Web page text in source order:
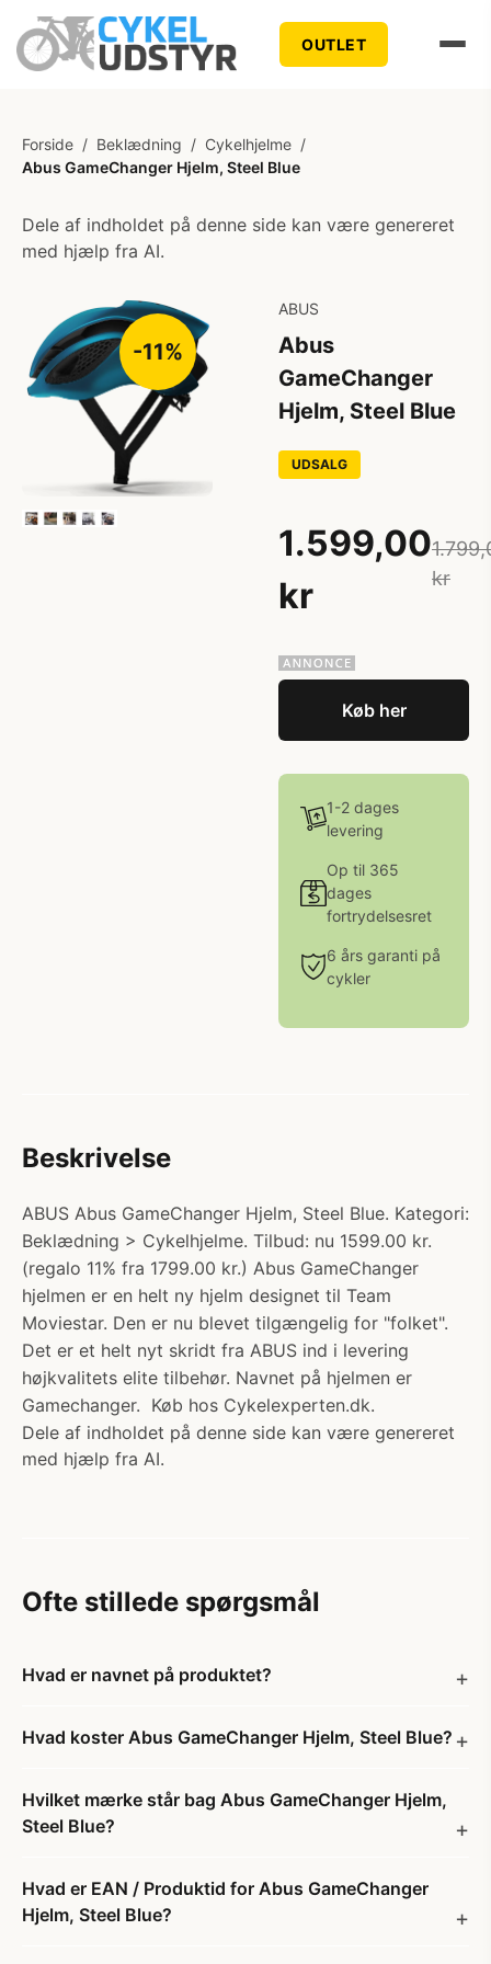
OUTLET
Forside / Beklædning / Cykelhjelme /
Abus GameChanger Hjelm, Steel Blue
Dele af indholdet på denne side kan være genereret
med hjælp fra AI.
-11%
ABUS
Abus
GameChanger
Hjelm, Steel Blue
UDSALG
1.599,00
kr
kr
Køb her
1-2 dages
levering
Op til 365
dages
fortrydelsesret
6 års garanti på
cykler
Beskrivelse
ABUS Abus GameChanger Hjelm, Steel Blue. Kategori:
Beklædning > Cykelhjelme. Tilbud: nu 1599.00 kr.
(regalo 11% fra 1799.00 kr.) Abus GameChanger
hjelmen er en helt ny hjelm designet til Team
Moviestar. Den er nu blevet tilgængelig for "folket".
Det er et helt nyt skridt fra ABUS ind i levering
højkvalitets elite tilbehør. Navnet på hjelmen er
Gamechanger. Køb hos Cykelexperten.dk.
Dele af indholdet på denne side kan være genereret
med hjælp fra AI.
Ofte stillede spørgsmål
Hvad er navnet på produktet?
Hvad koster Abus GameChanger Hjelm, Steel Blue?
Hvilket mærke står bag Abus GameChanger Hjelm,
Steel Blue?
Hvad er EAN / Produktid for Abus GameChanger
Hjelm, Steel Blue?